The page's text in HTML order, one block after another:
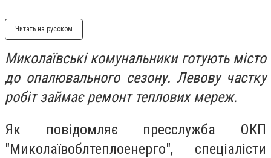
Читать на русском
Миколаївські комунальники готують місто
до опалювального сезону. Левову частку
робіт займає ремонт теплових мереж.
Як повідомляє пресслужба ОКП
"Миколаївоблтеплоенерго", спеціалісти